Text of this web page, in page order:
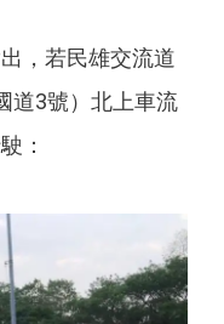
，若民雄交流道
道3號）北上車流
：